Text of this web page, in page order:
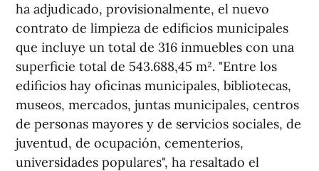
ha adjudicado, provisionalmente, el nuevo
contrato de limpieza de edificios municipales
que incluye un total de 316 inmuebles con una
superficie total de 543.688,45 m². "Entre los
edificios hay oficinas municipales, bibliotecas,
museos, mercados, juntas municipales, centros
de personas mayores y de servicios sociales, de
juventud, de ocupación, cementerios,
universidades populares", ha resaltado el